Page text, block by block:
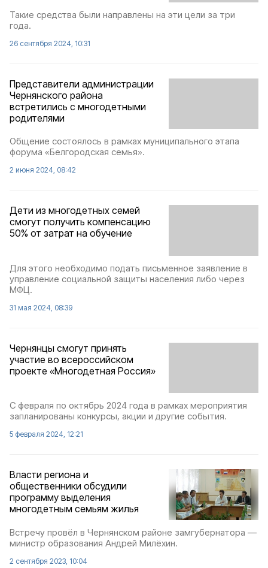
Такие средства были направлены на эти цели за три
года.
26 сентября 2024, 10:31
Представители администрации
Чернянского района
встретились с многодетными
родителями
Общение состоялось в рамках муниципального этапа
форума «Белгородская семья».
2 июня 2024, 08:42
Дети из многодетных семей
смогут получить компенсацию
50% от затрат на обучение
Для этого необходимо подать письменное заявление в
управление социальной защиты населения либо через
МФЦ.
31 мая 2024, 08:39
Чернянцы смогут принять
участие во всероссийском
проекте «Многодетная Россия»
С февраля по октябрь 2024 года в рамках мероприятия
запланированы конкурсы, акции и другие события.
5 февраля 2024, 12:21
Власти региона и
общественники обсудили
программу выделения
многодетным семьям жилья
Встречу провёл в Чернянском районе замгубернатора —
министр образования Андрей Милёхин.
2 сентября 2023, 10:04